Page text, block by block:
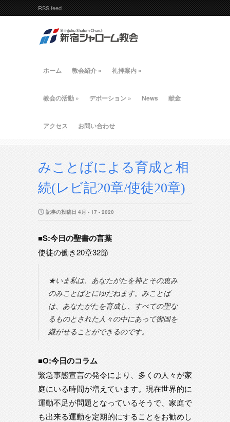
RSS feed
ホーム 教会紹介 » 礼拝案内 »
教会の活動 » デボーション » News 献金
アクセス お問い合わせ
みことばによる育成と相
続(レビ記20章/使徒20章)
記事の投稿日 4月 - 17 - 2020
■S:今日の聖書の言葉
使徒の働き20章32節
★いま私は、あなたがたを神とその恵み
のみことばとにゆだねます。みことば
は、あなたがたを育成し、すべての聖な
るものとされた人々の中にあって御国を
継がせることができるのです。
■O:今日のコラム
緊急事態宣言の発令により、多くの人々が家
庭にいる時間が増えています。現在世界的に
運動不足が問題となっているそうで、家庭で
も出来る運動を定期的にすることをお勧めし